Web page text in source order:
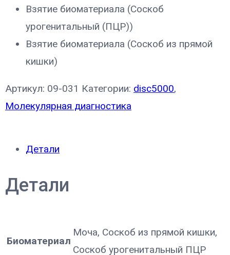
Взятие биоматериала (Соскоб
урогенитальный (ПЦР))
Взятие биоматериала (Соскоб из прямой
кишки)
Артикул: 09-031 Категории: disc5000,
Молекулярная диагностика
Детали
Детали
Биоматериал
Моча, Соскоб из прямой кишки,
Соскоб урогенитальный ПЦР